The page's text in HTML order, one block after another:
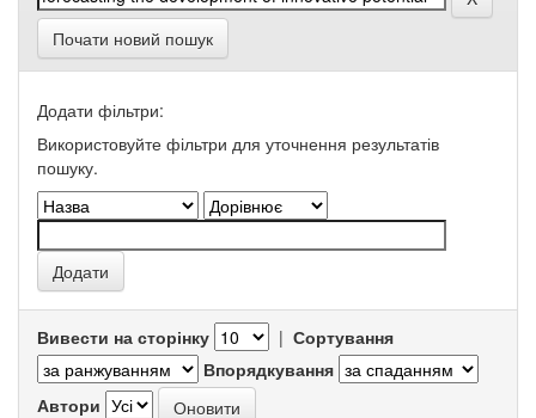
Почати новий пошук
Додати фільтри:
Використовуйте фільтри для уточнення результатів
пошуку.
Вивести на сторінку | Сортування
Впорядкування
Автори